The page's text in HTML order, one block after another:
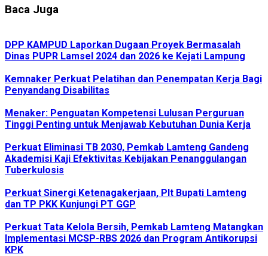
Baca Juga
DPP KAMPUD Laporkan Dugaan Proyek Bermasalah
Dinas PUPR Lamsel 2024 dan 2026 ke Kejati Lampung
Kemnaker Perkuat Pelatihan dan Penempatan Kerja Bagi
Penyandang Disabilitas
Menaker: Penguatan Kompetensi Lulusan Perguruan
Tinggi Penting untuk Menjawab Kebutuhan Dunia Kerja
Perkuat Eliminasi TB 2030, Pemkab Lamteng Gandeng
Akademisi Kaji Efektivitas Kebijakan Penanggulangan
Tuberkulosis
Perkuat Sinergi Ketenagakerjaan, Plt Bupati Lamteng
dan TP PKK Kunjungi PT GGP
Perkuat Tata Kelola Bersih, Pemkab Lamteng Matangkan
Implementasi MCSP-RBS 2026 dan Program Antikorupsi
KPK